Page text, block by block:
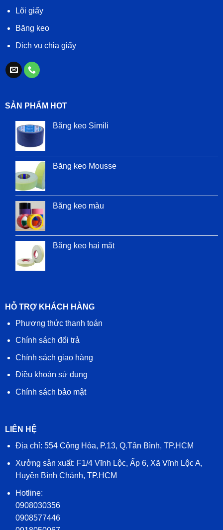
Lõi giấy
Băng keo
Dịch vụ chia giấy
SẢN PHẨM HOT
Băng keo Simili
Băng keo Mousse
Băng keo màu
Băng keo hai mặt
HỖ TRỢ KHÁCH HÀNG
Phương thức thanh toán
Chính sách đổi trả
Chính sách giao hàng
Điều khoản sử dụng
Chính sách bảo mật
LIÊN HỆ
Địa chỉ: 554 Cộng Hòa, P.13, Q.Tân Bình, TP.HCM
Xưởng sản xuất: F1/4 Vĩnh Lộc, Ấp 6, Xã Vĩnh Lộc A,
Huyện Bình Chánh, TP.HCM
Hotline:
0908030356
0908577446